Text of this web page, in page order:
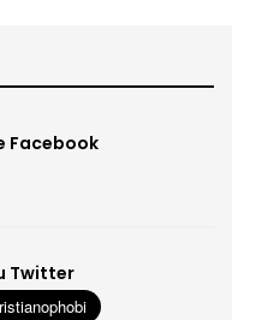
Facebook
Twitter